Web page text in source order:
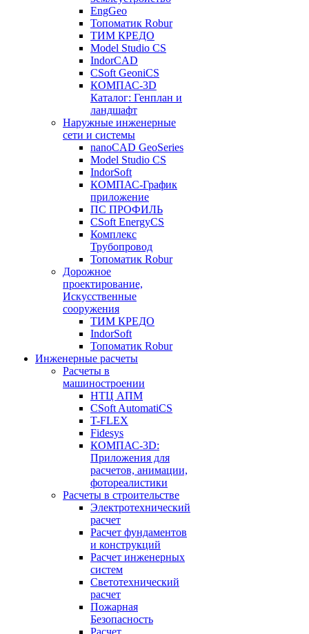
EngGeo
Топоматик Robur
ТИМ КРЕДО
Model Studio CS
IndorCAD
CSoft GeoniCS
КОМПАС-3D
Каталог: Генплан и
ландшафт
Наружные инженерные
сети и системы
nanoCAD GeoSeries
Model Studio CS
IndorSoft
КОМПАС-График
приложение
ПС ПРОФИЛЬ
CSoft EnergyCS
Комплекс
Трубопровод
Топоматик Robur
Дорожное
проектирование,
Искусственные
сооружения
ТИМ КРЕДО
IndorSoft
Топоматик Robur
Инженерные расчеты
Расчеты в
машиностроении
НТЦ АПМ
CSoft AutomatiCS
T-FLEX
Fidesys
КОМПАС-3D:
Приложения для
расчетов, анимации,
фотореалистики
Расчеты в строительстве
Электротехнический
расчет
Расчет фундаментов
и конструкций
Расчет инженерных
систем
Светотехнический
расчет
Пожарная
Безопасность
Расчет